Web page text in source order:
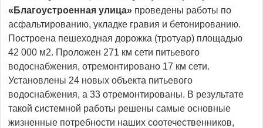
«Благоустроенная улица» проведены работы по
асфальтированию, укладке гравия и бетонированию.
Построена пешеходная дорожка (тротуар) площадью
42 000 м2. Проложен 271 км сети питьевого
водоснабжения, отремонтировано 17 км сети.
Установлены 24 новых объекта питьевого
водоснабжения, а 33 отремонтированы. В результате
такой системной работы решены самые основные
жизненные потребности наших соотечественников,